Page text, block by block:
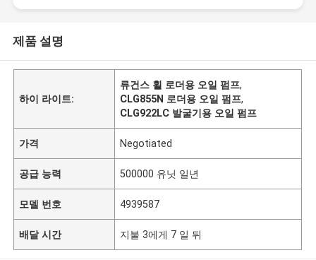
제품 설명
하이 라이트:
류건스 휠 로더용 오일 펌프,
CLG855N 로더용 오일 펌프,
CLG922LC 발굴기용 오일 펌프
가격 Negotiated
공급 능력 500000 유닛 일년
모델 번호 4939587
배달 시간 지불 3에게 7 일 뒤